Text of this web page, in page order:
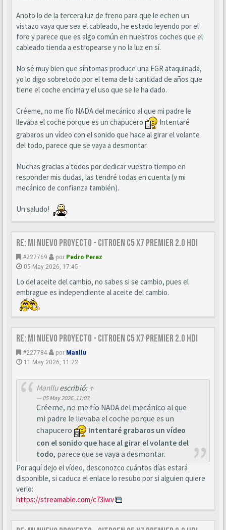
Anoto lo de la tercera luz de freno para que le echen un
vistazo vaya que sea el cableado, he estado leyendo por el
foro y parece que es algo común en nuestros coches que el
cableado tienda a estropearse y no la luz en sí.
No sé muy bien que síntomas produce una EGR ataquinada,
yo lo digo sobretodo por el tema de la cantidad de años que
tiene el coche encima y el uso que se le ha dado.
Créeme, no me fío NADA del mecánico al que mi padre le
llevaba el coche porque es un chapucero
Intentaré
grabaros un vídeo con el sonido que hace al girar el volante
del todo, parece que se vaya a desmontar.
Muchas gracias a todos por dedicar vuestro tiempo en
responder mis dudas, las tendré todas en cuenta (y mi
mecánico de confianza también).
Un saludo!
Re: Mi nuevo proyecto - Citroen C5 X7 Premier 2.0 HDi
#227769 por Pedro Perez
05 May 2026, 17:45
Lo del aceite del cambio, no sabes si se cambio, pues el
embrague es independiente al aceite del cambio.
Re: Mi nuevo proyecto - Citroen C5 X7 Premier 2.0 HDi
#227784 por Manllu
11 May 2026, 11:22
Manlluescribió: ↑
05 May 2026, 11:03
Créeme, no me fío NADA del mecánico al que
mi padre le llevaba el coche porque es un
chapucero
Intentaré grabaros un vídeo
con el sonido que hace al girar el volante del
todo, parece que se vaya a desmontar.
Por aquí dejo el vídeo, desconozco cuántos días estará
disponible, si caduca el enlace lo resubo por si alguien quiere
verlo:
https://streamable.com/c73iwv